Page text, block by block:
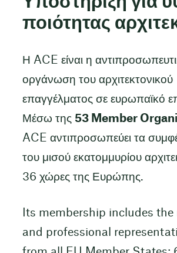
ποιότητας
Η ACE είναι η
οργάνωση του αρχιτεκτονικού
επαγγέλματος σε ευρωπαϊκό
Μέσω της 53 Member
ACE αντιπροσωπεύει τα
του μισού εκατομμυρίου
36 χώρες της Ευρώπης.
Its membership includes
and professional